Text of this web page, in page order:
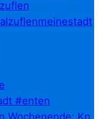
Wochenende: Kn